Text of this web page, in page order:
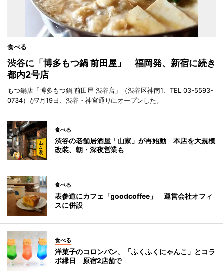
食べる
渋谷に「博多もつ鍋 前田屋」 福岡発、新宿に続き
都内2号店
もつ鍋店「博多もつ鍋 前田屋 渋谷店」（渋谷区神南1、TEL 03-5593-
0734）が7月19日、渋谷・神宮通りにオープンした。
食べる
渋谷の老舗居酒屋「山家」が再始動 本店を大規模
改装、朝・深夜営業も
食べる
表参道にカフェ「goodcoffee」 運営会社オフィ
スに併設
食べる
洋菓子のコロンバン、「ふくふくにゃんこ」とコラ
ボ縁日 原宿2店舗で